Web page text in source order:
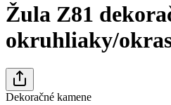
Žula Z81
okruhliaky/
Dekoračné kamene